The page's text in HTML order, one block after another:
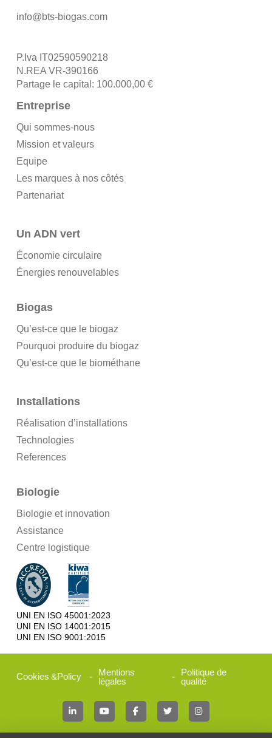
info@bts-biogas.com
P.Iva IT02590590218
N.REA VR-390166
Partage le capital: 100.000,00 €
Entreprise
Qui sommes-nous
Mission et valeurs
Equipe
Les marques à nos côtés
Partenariat
Un ADN vert
Économie circulaire
Énergies renouvelables
Biogas
Qu’est-ce que le biogaz
Pourquoi produire du biogaz
Qu’est-ce que le biométhane
Installations
Réalisation d’installations
Technologies
References
Biologie
Biologie et innovation
Assistance
Centre logistique
UNI EN ISO 45001:2023
UNI EN ISO 14001:2015
UNI EN ISO 9001:2015
Cookies &Policy - Mentions
légales
- Politique de
qualité